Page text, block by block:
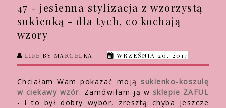
47 - jesienna stylizacja z wzorzystą
sukienką - dla tych, co kochają
wzory
LIFE BY MARCELKA WRZEŚNIA 20, 2017
Chciałam Wam pokazać moją sukienko-koszulę
w ciekawy wzór. Zamówiłam ją w sklepie ZAFUL
- i to był dobry wybór, zresztą chyba jeszcze